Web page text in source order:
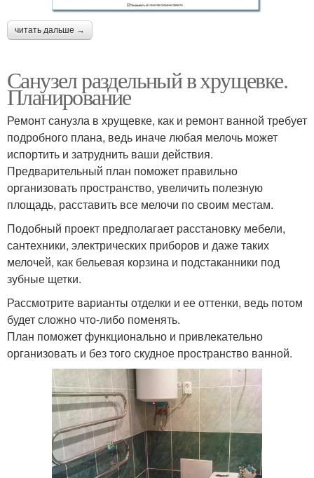
читать дальше →
Санузел раздельный в хрущевке.
Планирование
Ремонт санузла в хрущевке, как и ремонт ванной требует
подробного плана, ведь иначе любая мелочь может
испортить и затруднить ваши действия.
Предварительный план поможет правильно
организовать пространство, увеличить полезную
площадь, расставить все мелочи по своим местам.
Подобный проект предполагает расстановку мебели,
сантехники, электрических приборов и даже таких
мелочей, как бельевая корзина и подстаканники под
зубные щетки.
Рассмотрите варианты отделки и ее оттенки, ведь потом
будет сложно что-либо поменять.
План поможет функционально и привлекательно
организовать и без того скудное пространство ванной.